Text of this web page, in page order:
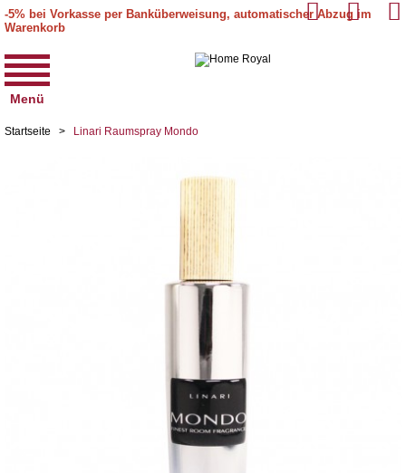
-5% bei Vorkasse per Banküberweisung, automatischer Abzug im
Warenkorb
Menü
Startseite > Linari Raumspray Mondo